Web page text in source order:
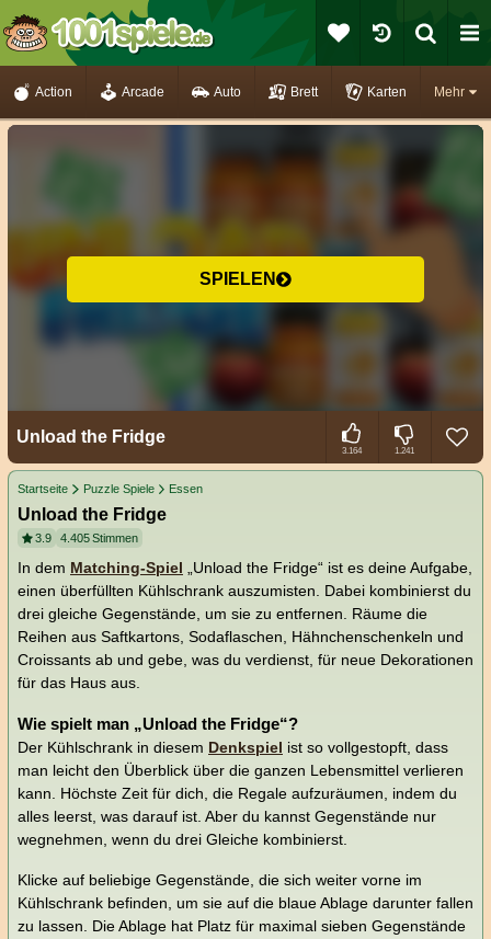
Mehr
Action Arcade Auto Brett Karten
SPIELEN
Unload the Fridge
3.164 1.241
Startseite Puzzle Spiele Essen
Unload the Fridge
3.9 4.405Stimmen
In dem Matching-Spiel „Unload the Fridge“ ist es deine Aufgabe,
einen überfüllten Kühlschrank auszumisten. Dabei kombinierst du
drei gleiche Gegenstände, um sie zu entfernen. Räume die
Reihen aus Saftkartons, Sodaflaschen, Hähnchenschenkeln und
Croissants ab und gebe, was du verdienst, für neue Dekorationen
für das Haus aus.
Wie spielt man „Unload the Fridge“?
Der Kühlschrank in diesem Denkspiel ist so vollgestopft, dass
man leicht den Überblick über die ganzen Lebensmittel verlieren
kann. Höchste Zeit für dich, die Regale aufzuräumen, indem du
alles leerst, was darauf ist. Aber du kannst Gegenstände nur
wegnehmen, wenn du drei Gleiche kombinierst.
Klicke auf beliebige Gegenstände, die sich weiter vorne im
Kühlschrank befinden, um sie auf die blaue Ablage darunter fallen
zu lassen. Die Ablage hat Platz für maximal sieben Gegenstände